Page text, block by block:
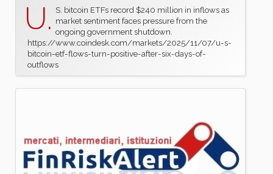
U. S. bitcoin ETFs record $240 million in inflows as
market sentiment faces pressure from the
ongoing government shutdown.
https://www.coindesk.com/markets/2025/11/07/u-s-
bitcoin-etf-flows-turn-positive-after-six-days-of-
outflows